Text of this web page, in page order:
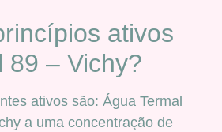
ativos
89 – Vichy?
ativos são: Água Termal
a uma concentração de